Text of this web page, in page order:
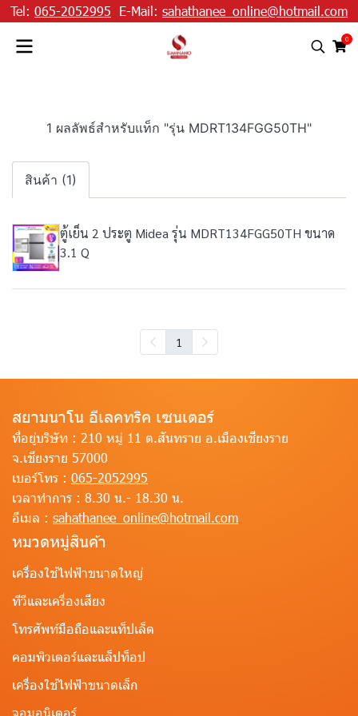
Tel: 065-2052995 E-Mail: sahathanee_online@hotmail.com
0
1 ผลลัพธ์สำหรับแท็ก "รุ่น MDRT134FGG50TH"
สินค้า (1)
ตู้เย็น 2 ประตู Midea รุ่น MDRT134FGG50TH ขนาด
3.1 Q
1
สยามนาโน อีเลคทริค เซนเตอร์
ที่อยู่บริษัท : 210 หมู่ 11 ต.สันทราย อ.เมืองเชียงราย
จ.เชียงราย 57000
เบอร์โทร : 065-2052995
เวลาทำการ : 8.30 น.- 18.30 น.
อีเมล : sahathanee_online@hotmail.com
หมวดหมู่สินค้า
เครื่องใช้ไฟฟ้าขนาดใหญ่
ทีวีและเครื่องเสียง
โทรศัพท์มือถือและแท็ปเล็ต
คอมพิวเตอร์และแล็ปท็อป
เครื่องใช้ไฟฟ้าขนาดเล็ก
จอมอนิเตอร์